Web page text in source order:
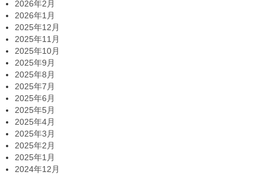
2026年2月
2026年1月
2025年12月
2025年11月
2025年10月
2025年9月
2025年8月
2025年7月
2025年6月
2025年5月
2025年4月
2025年3月
2025年2月
2025年1月
2024年12月